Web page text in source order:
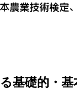
基礎的・基